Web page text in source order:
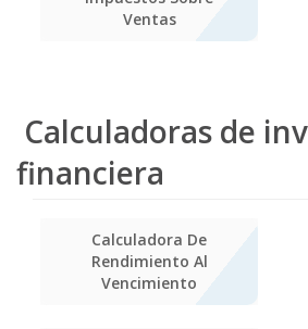
Ventas
Calculadoras de
financiera
Calculadora De
Rendimiento Al
Vencimiento